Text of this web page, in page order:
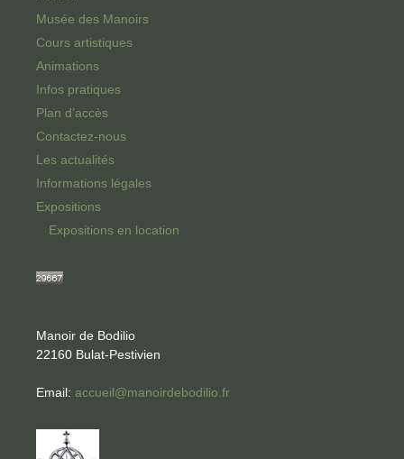
Musée des Manoirs
Cours artistiques
Animations
Infos pratiques
Plan d’accès
Contactez-nous
Les actualités
Informations légales
Expositions
Expositions en location
Manoir de Bodilio
22160 Bulat-Pestivien
Email: accueil@manoirdebodilio.fr